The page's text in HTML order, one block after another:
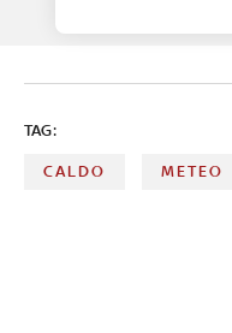
TAG:
CALDO METEO